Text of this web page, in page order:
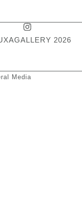
2026
Media